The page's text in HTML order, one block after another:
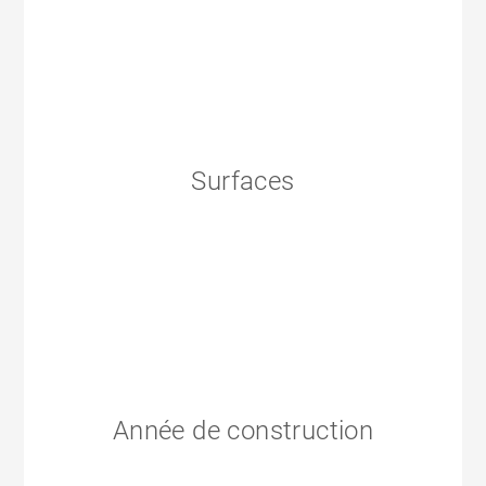
Surfaces
Année de construction